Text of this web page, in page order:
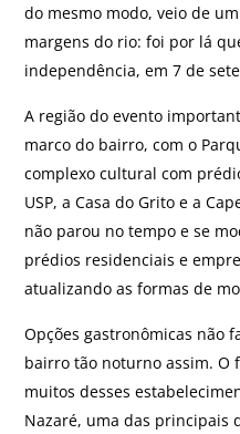
do mesmo modo, veio de
margens do rio: foi por lá
independência, em 7 de
A região do evento
marco do bairro, com o
complexo cultural com
USP, a Casa do Grito e a
não parou no tempo e se
prédios residenciais e
atualizando as formas de
Opções gastronômicas não
bairro tão noturno assim. O
muitos desses
Nazaré, uma das principais